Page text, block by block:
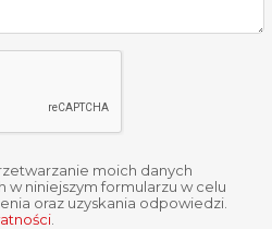
moich danych
w niniejszym formularzu w celu
oraz uzyskania odpowiedzi.
.